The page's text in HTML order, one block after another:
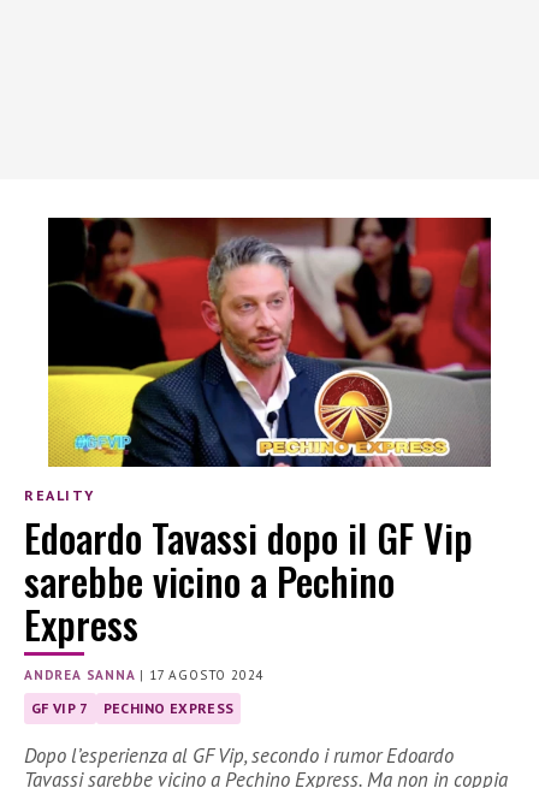
REALITY
Edoardo Tavassi dopo il GF Vip
sarebbe vicino a Pechino
Express
ANDREA SANNA | 17 AGOSTO 2024
GF VIP 7 PECHINO EXPRESS
Dopo l’esperienza al GF Vip, secondo i rumor Edoardo
Tavassi sarebbe vicino a Pechino Express. Ma non in coppia